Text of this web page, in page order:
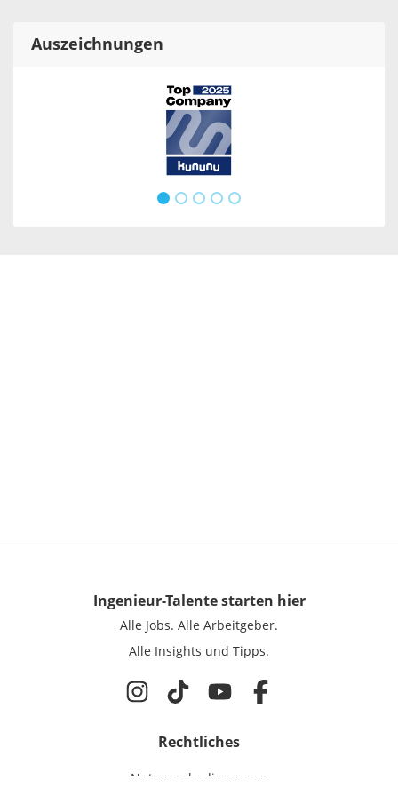
Auszeichnungen
Ingenieur-Talentestarten hier
Alle Jobs. Alle Arbeitgeber.
Alle Insights und Tipps.
Rechtliches
Nutzungsbedingungen